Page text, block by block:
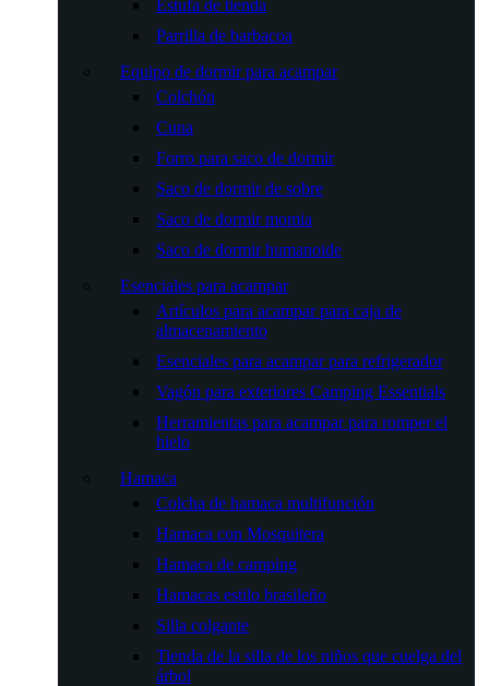
Estufa de tienda
Parrilla de barbacoa
Equipo de dormir para acampar
Colchón
Cuna
Forro para saco de dormir
Saco de dormir de sobre
Saco de dormir momia
Saco de dormir humanoide
Esenciales para acampar
Artículos para acampar para caja de
almacenamiento
Esenciales para acampar para refrigerador
Vagón para exteriores Camping Essentials
Herramientas para acampar para romper el
hielo
Hamaca
Colcha de hamaca multifunción
Hamaca con Mosquitera
Hamaca de camping
Hamacas estilo brasileño
Silla colgante
Tienda de la silla de los niños que cuelga del
árbol